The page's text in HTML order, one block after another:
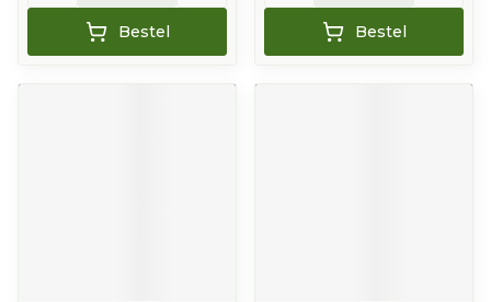
Bestel Bestel